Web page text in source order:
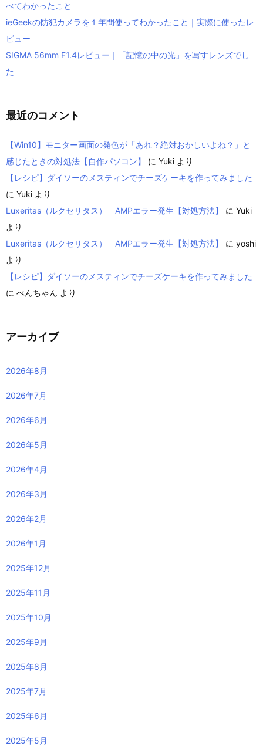
べてわかったこと
ieGeekの防犯カメラを１年間使ってわかったこと｜実際に使ったレ
ビュー
SIGMA 56mm F1.4レビュー｜「記憶の中の光」を写すレンズでし
た
最近のコメント
【Win10】モニター画面の発色が「あれ？絶対おかしいよね？」と
感じたときの対処法【自作パソコン】
に Yuki より
【レシピ】ダイソーのメスティンでチーズケーキを作ってみました
に Yuki より
Luxeritas（ルクセリタス） AMPエラー発生【対処方法】
に Yuki
より
Luxeritas（ルクセリタス） AMPエラー発生【対処方法】
に yoshi
より
【レシピ】ダイソーのメスティンでチーズケーキを作ってみました
に べんちゃん より
アーカイブ
2026年8月
2026年7月
2026年6月
2026年5月
2026年4月
2026年3月
2026年2月
2026年1月
2025年12月
2025年11月
2025年10月
2025年9月
2025年8月
2025年7月
2025年6月
2025年5月